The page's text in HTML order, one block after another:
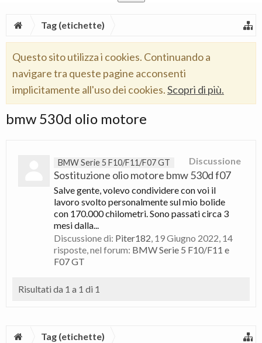
Tag (etichette)
Questo sito utilizza i cookies. Continuando a
navigare tra queste pagine acconsenti
implicitamente all'uso dei cookies.Scopri di più.
bmw 530d olio motore
Discussione
BMW Serie 5 F10/F11/F07 GT
Sostituzione olio motore bmw 530d f07
Salve gente, volevo condividere con voi il
lavoro svolto personalmente sul mio bolide
con 170.000 chilometri. Sono passati circa 3
mesi dalla...
Discussione di: Piter182, 19 Giugno 2022, 14
risposte, nel forum: BMW Serie 5 F10/F11 e
F07 GT
Risultati da 1 a 1 di 1
Tag (etichette)